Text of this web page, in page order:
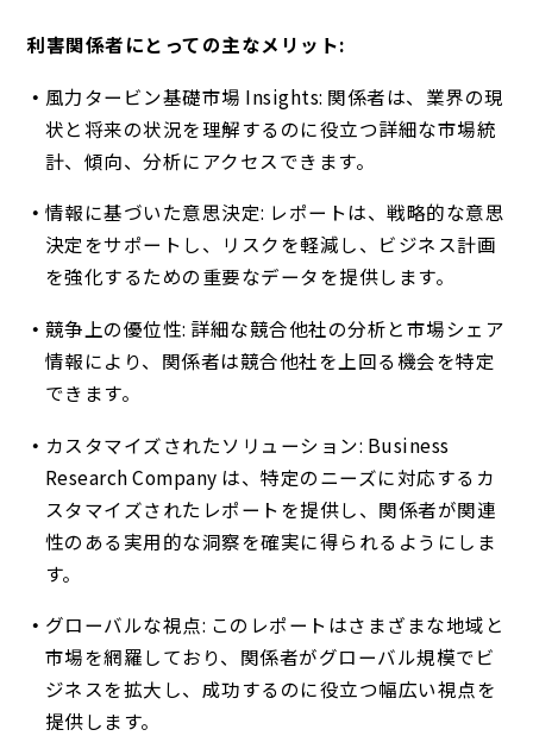
利害関係者にとっての主なメリット:
風力タービン基礎市場 Insights: 関係者は、業界の現
状と将来の状況を理解するのに役立つ詳細な市場統
計、傾向、分析にアクセスできます。
情報に基づいた意思決定: レポートは、戦略的な意思
決定をサポートし、リスクを軽減し、ビジネス計画
を強化するための重要なデータを提供します。
競争上の優位性: 詳細な競合他社の分析と市場シェア
情報により、関係者は競合他社を上回る機会を特定
できます。
カスタマイズされたソリューション: Business
Research Company は、特定のニーズに対応するカ
スタマイズされたレポートを提供し、関係者が関連
性のある実用的な洞察を確実に得られるようにしま
す。
グローバルな視点: このレポートはさまざまな地域と
市場を網羅しており、関係者がグローバル規模でビ
ジネスを拡大し、成功するのに役立つ幅広い視点を
提供します。